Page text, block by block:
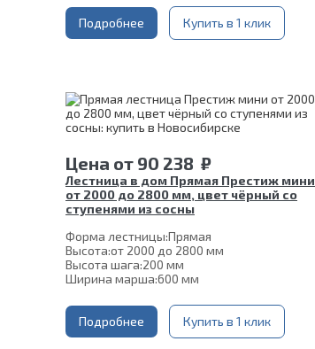
Толщина ступени:40 мм
Угол наклона:
Глубина ступени:
300 мм
Срок гарантии (на металлокаркас):
25 лет
Подробнее Купить в 1 клик
Цена от 90 238 ₽
Лестница в дом Прямая Престиж мини
от 2000 до 2800 мм, цвет чёрный со
ступенями из сосны
Форма лестницы:Прямая
Высота:от 2000 до 2800 мм
Высота шага:200 мм
Ширина марша:600 мм
Толщина ступени:40 мм
Угол наклона:
Глубина ступени:
300 мм
Подробнее Купить в 1 клик